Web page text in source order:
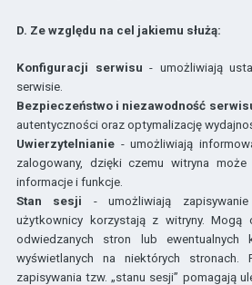
D. Ze względu na cel jakiemu służą:
Konfiguracji serwisu - umożliwiają
serwisie.
Bezpieczeństwo i niezawodność
autentyczności oraz optymalizację
Uwierzytelnianie - umożliwiają
zalogowany, dzięki czemu witryna
informacje i funkcje.
Stan sesji - umożliwiają
użytkownicy korzystają z witryny. Mogą
odwiedzanych stron lub ewentualnych
wyświetlanych na niektórych stronach.
zapisywania tzw. „stanu sesji” pomagają